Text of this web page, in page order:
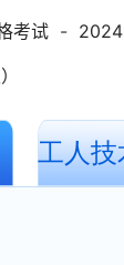
考试 - 2024